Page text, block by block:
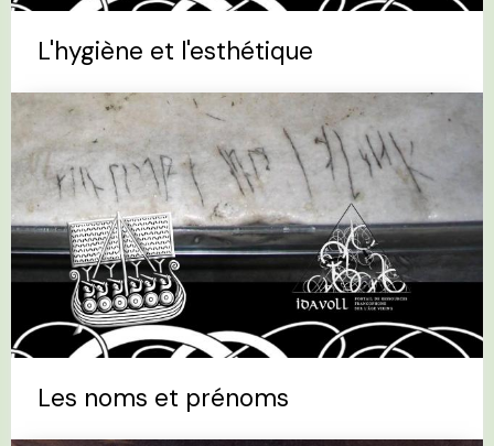
L'hygiène et l'esthétique
Les noms et prénoms